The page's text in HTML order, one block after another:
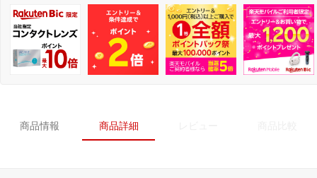
商品情報 商品詳細